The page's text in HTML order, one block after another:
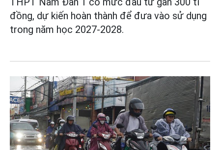
đồng, dự kiến hoàn thành để đưa vào sử dụng
trong năm học 2027-2028.